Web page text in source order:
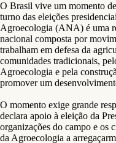
O Brasil vive um momento
turno das eleições
Agroecologia (ANA) é uma
nacional composta por
trabalham em defesa da
comunidades tradicionais,
Agroecologia e pela
promover um
O momento exige grande
declara apoio à eleição da
organizações do campo e os
da Agroecologia a